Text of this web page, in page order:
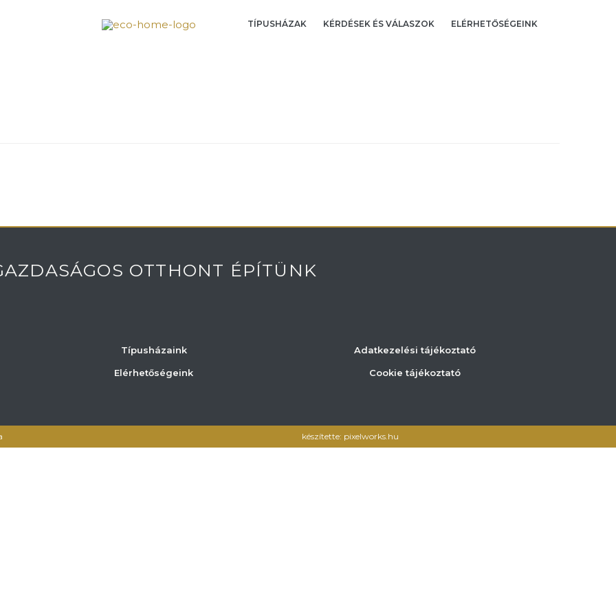
TÍPUSHÁZAK KÉRDÉSEK ÉS VÁLASZOK ELÉRHETŐSÉGEINK
OTTHONT ÉPÍTÜNK
Típusházaink
Elérhetőségeink
Adatkezelési tájékoztató
Cookie tájékoztató
készítette: pixelworks.hu